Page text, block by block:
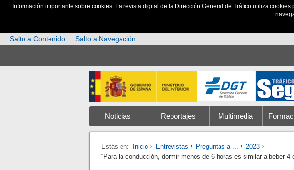
Información importante sobre cookies: La revista digital de la Dirección General de Tráfico utiliza
Salto a Contenido
Salto a Navegación
Noticias Reportajes Multimedia
Estás en: Inicio Entrevistas Preguntas a ...
2023
“Para la conducción, dormir menos de 6 horas es similar a beber 4